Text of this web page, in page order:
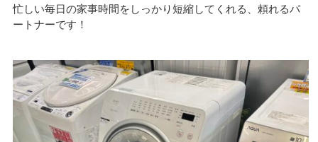
忙しい毎日の家事時間をしっかり短縮してくれる、頼れるパ
ートナーです！